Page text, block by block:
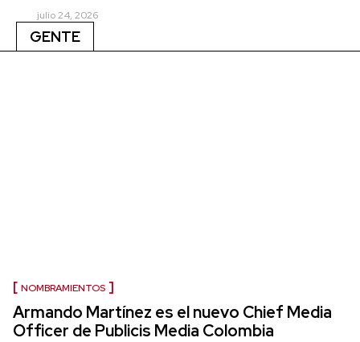
julio 24, 2026
GENTE
NOMBRAMIENTOS
Armando Martínez es el nuevo Chief Media
Officer de Publicis Media Colombia